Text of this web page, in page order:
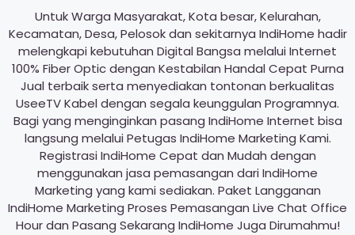
Untuk Warga Masyarakat, Kota besar, Kelurahan,
Kecamatan, Desa, Pelosok dan sekitarnya IndiHome hadir
melengkapi kebutuhan Digital Bangsa melalui Internet
100% Fiber Optic dengan Kestabilan Handal Cepat Purna
Jual terbaik serta menyediakan tontonan berkualitas
UseeTV Kabel dengan segala keunggulan Programnya.
Bagi yang menginginkan pasang IndiHome Internet bisa
langsung melalui Petugas IndiHome Marketing Kami.
Registrasi IndiHome Cepat dan Mudah dengan
menggunakan jasa pemasangan dari IndiHome
Marketing yang kami sediakan. Paket Langganan
IndiHome Marketing Proses Pemasangan Live Chat Office
Hour dan Pasang Sekarang IndiHome Juga Dirumahmu!